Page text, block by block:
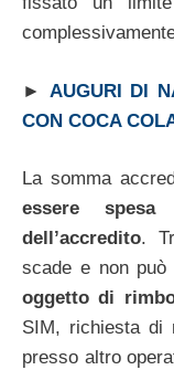
► AUGURI DI
CON COCA
La somma
essere
dell’accredito.
scade e non
oggetto di
SIM, richiesta di
presso altro